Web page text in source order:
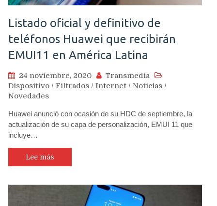
Listado oficial y definitivo de
teléfonos Huawei que recibirán
EMUI11 en América Latina
24 noviembre, 2020
Transmedia
Dispositivo / Filtrados / Internet / Noticias /
Novedades
Huawei anunció con ocasión de su HDC de septiembre, la
actualización de su capa de personalización, EMUI 11 que
incluye…
Lee más